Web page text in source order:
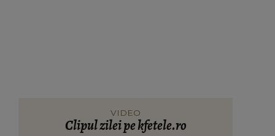
VIDEO
Clipul zilei pe kfetele.ro